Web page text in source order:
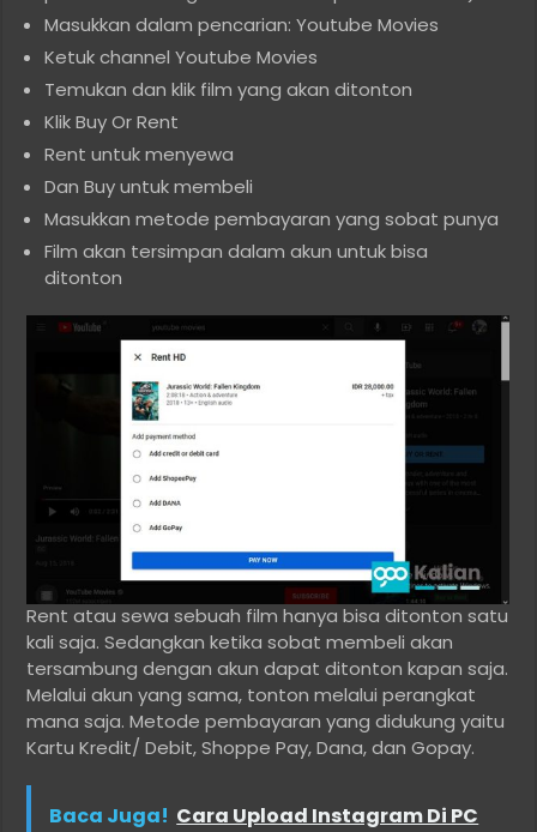
Masukkan dalam pencarian: Youtube Movies
Ketuk channel Youtube Movies
Temukan dan klik film yang akan ditonton
Klik Buy Or Rent
Rent untuk menyewa
Dan Buy untuk membeli
Masukkan metode pembayaran yang sobat punya
Film akan tersimpan dalam akun untuk bisa
ditonton
Rent atau sewa sebuah film hanya bisa ditonton satu
kali saja. Sedangkan ketika sobat membeli akan
tersambung dengan akun dapat ditonton kapan saja.
Melalui akun yang sama, tonton melalui perangkat
mana saja. Metode pembayaran yang didukung yaitu
Kartu Kredit/ Debit, Shoppe Pay, Dana, dan Gopay.
Baca Juga! Cara Upload Instagram Di PC